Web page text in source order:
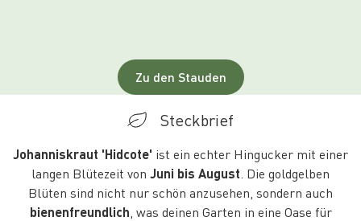
Zu den Stauden
Steckbrief
Johanniskraut 'Hidcote' ist ein echter Hingucker mit einer
langen Blütezeit von Juni bis August . Die goldgelben
Blüten sind nicht nur schön anzusehen, sondern auch
bienenfreundlich , was deinen Garten in eine Oase für